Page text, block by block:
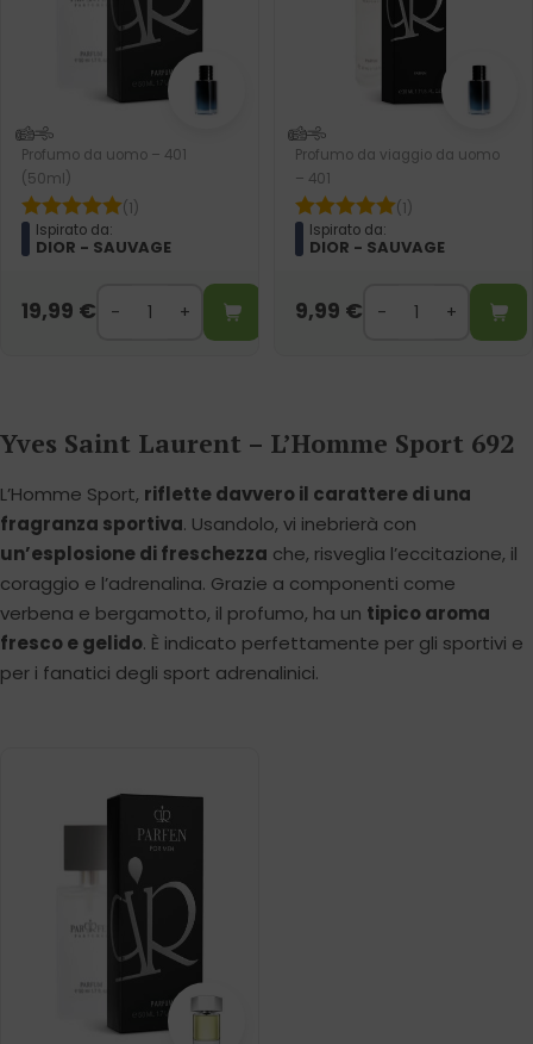
Profumo da uomo – 401
(50ml)
(1)
Ispirato da:
DIOR - SAUVAGE
19,99 €
Profumo da viaggio da uomo
– 401
(1)
Ispirato da:
DIOR - SAUVAGE
9,99 €
Yves Saint Laurent – L’Homme Sport 692
L’Homme Sport, riflette davvero il carattere di una
fragranza sportiva. Usandolo, vi inebrierà con
un’esplosione di freschezza che, risveglia l’eccitazione, il
coraggio e l’adrenalina. Grazie a componenti come
verbena e bergamotto, il profumo, ha un tipico aroma
fresco e gelido. È indicato perfettamente per gli sportivi e
per i fanatici degli sport adrenalinici.